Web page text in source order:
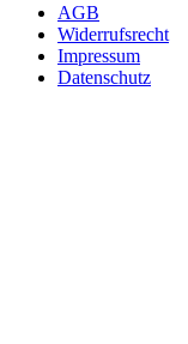
AGB
Widerrufsrecht
Impressum
Datenschutz